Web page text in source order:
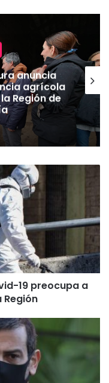
anuncia
agrícola
Región de
19 preocupa a
Región